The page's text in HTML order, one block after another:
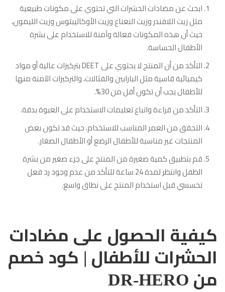
ابحث عن مضادات الحشرات التي تحتوي على مكونات طبيعية
مثل زيت اللافندر وزيت النعناع وزيت الأوكاليبتوس وزيت الليمون،
حيث أن هذه المكونات فعالة وآمنة للاستخدام على بشرة
الأطفال الحساسة.
التأكد من أن المنتج لا يحتوي على DEET بتركيزات عالية أو مواد
كيميائية قاسية مثل البارابين والفثالات، والتركيزات الآمنة منها
للأطفال يجب أن تكون أقل من 30%.
التأكد من قراءة واتباع تعليمات الاستخدام على العبوة بدقة.
التحقق من العمر المناسب للاستخدام، حيث قد تكون بعض
المنتجات غير مناسبة للأطفال الرضع أو الأطفال الصغار.
قم بتطبيق كمية صغيرة من المنتج على جزء صغير من بشرة
الطفل وانتظر لمدة 24 ساعة للتأكد من عدم وجود رد فعل
تحسسي قبل استخدام المنتج على نطاق واسع.
كيفية الحصول على مضادات
الحشرات للأطفال | كود خصم
من DR-HERO